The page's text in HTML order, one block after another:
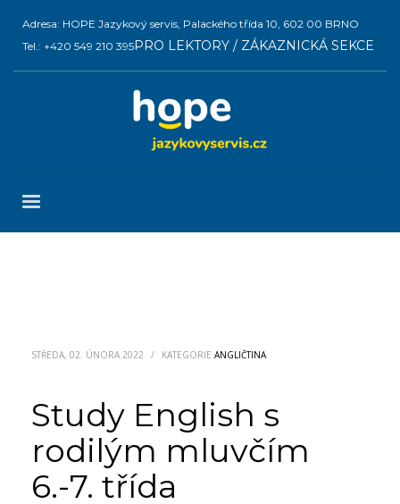
Adresa: HOPE Jazykový servis, Palackého třída 10, 602 00 BRNO
Tel.: +420 549 210 395PRO LEKTORY / ZÁKAZNICKÁ SEKCE
STŘEDA, 02. ÚNORA 2022 / KATEGORIE ANGLIČTINA
Study English s
rodilým mluvčím
6.-7. třída